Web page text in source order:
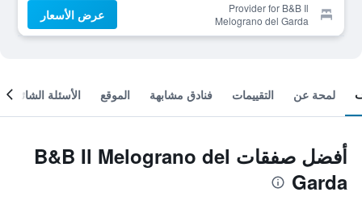
Provider for B&B Il
Melograno del Garda
عرض الأسعار
لمحة عن التقييمات فنادق مشابهة الموقع الأسئلة الشائعة
أفضل صفقات B&B Il Melograno del
Garda